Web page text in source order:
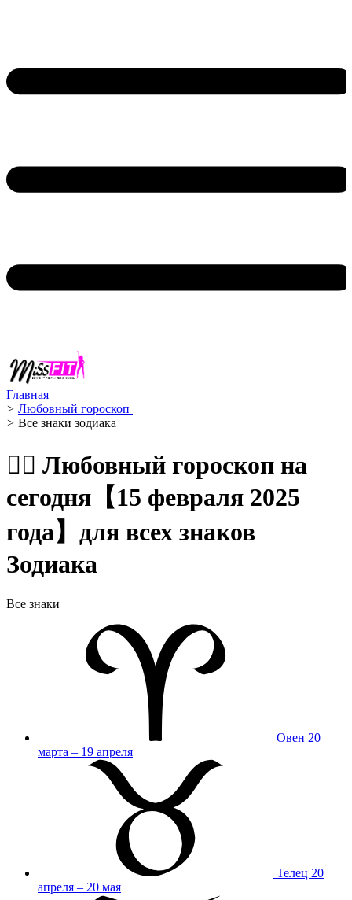
Главная
> Любовный гороскоп ️
> Все знаки зодиака
🧙‍♀️ Любовный гороскоп на
сегодня【15 февраля 2025
года】для всех знаков
Зодиака
Все знаки
Овен 20
марта – 19 апреля
Телец 20
апреля – 20 мая